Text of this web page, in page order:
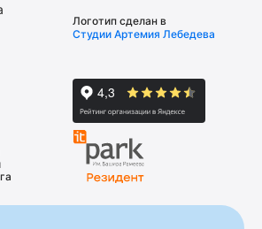
Логотип сделан в
Студии Артемия Лебедева